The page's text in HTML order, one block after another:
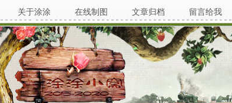
关于涂涂 在线制图 文章归档 留言给我